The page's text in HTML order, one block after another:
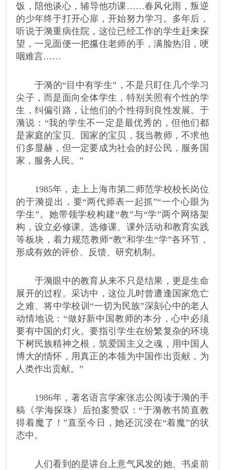
饭，陪他谈心，辅导他功课……春风化雨，叛逆
的少年终于打开心扉，开始努力学习。多年后，
听说于漪重病住院，这位已经工作的学生赶来探
望，一见面便一把攥住老师的手，满脸热泪，哽
咽难言……
于漪的“目中有学生”，不是只盯住几个学习
尖子，而是面向全体学生，特别关照有个性的学
生，纠偏引路，让他们的个性得到良性发展。于
漪说：“我的学生不一定是最优秀的，但他们都
是家庭的宝贝、国家的宝贝，我当教师，不求他
们多显赫，但一定要成为社会的好公民，服务国
家，服务人民。”
1985年，走上上海市第二师范学校校长岗位
的于漪提出，要“两代师表一起抓”“一个心眼为
学生”。她带领学校构建“教”与“学”两个网络架
构，设立必修课、选修课、课外活动和教育实践
等板块，着力规范教师“教”和学生“学”各环节，
形成有效的评价、反馈、研究机制。
于漪眼中的教育从来不只是结果，更是生命
展开的过程。采访中，这位儿时曾遭逢国家危亡
之难、将中学校训“一切为民族”深刻心中的老人
动情地说：“做好新中国教师的本分，心中必须
要有中国的灯火。要指引学生在纷繁复杂的环境
下树民族精神之根，筑爱国主义之魂，用中国人
博大的情怀，用真正的本领为中国作出贡献，为
人类作出贡献。”
1986年，著名语言学家张志公阅读于漪的手
稿《学海探珠》后拍案赞叹：“于漪教书简直教
得着魔了！”直至今日，她还沉浸在“着魔”的状
态中。
人们看到的是讲台上意气风发的她、书桌前